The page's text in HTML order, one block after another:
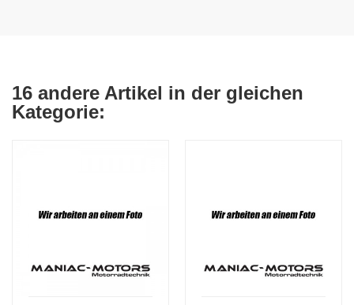
16 andere Artikel in der gleichen
Kategorie: